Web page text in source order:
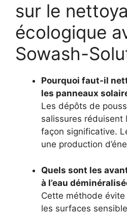
sur le
écologique
Sowash-
Pourquoi faut-il
les panneaux
Les dépôts de
salissures réduisent
façon significative.
une production
Quels sont les
à l’eau
Cette méthode
les surfaces